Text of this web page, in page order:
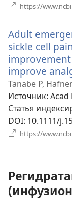
https://
Adult
sickle cell
improve
Tanabe P,
Источник‎:
Статья
DOI‎: 10.1111/
https://